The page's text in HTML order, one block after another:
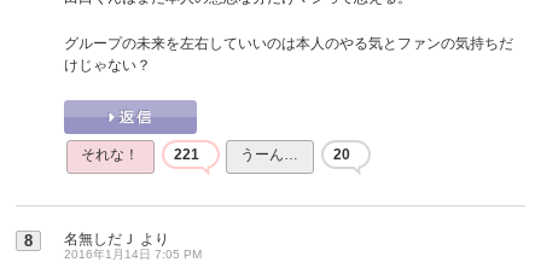
グループの未来を左右していいのは本人のやる気とファンの気持ちだ
けじゃない？
それな！ 221 うーん… 20
8 名無しだＪ より
2016年1月14日 7:05 PM